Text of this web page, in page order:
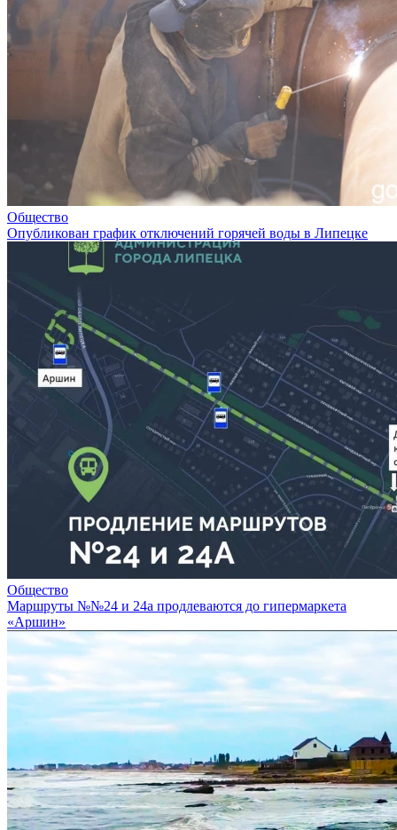
Общество
Опубликован график отключений горячей воды в Липецке
Общество
Маршруты №№24 и 24а продлеваются до гипермаркета
«Аршин»